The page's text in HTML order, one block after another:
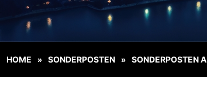
HOME » SONDERPOSTEN » SONDERPOSTEN